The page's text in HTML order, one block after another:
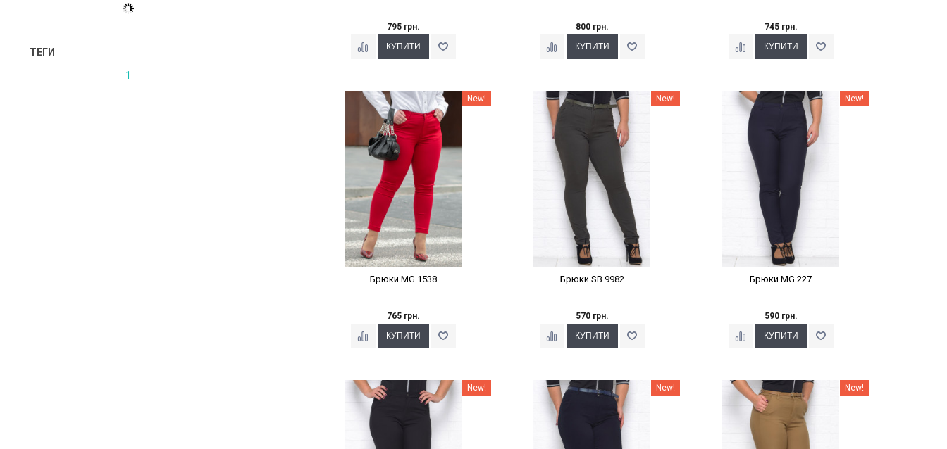
ТЕГИ
1
795 грн. 800 грн. 745 грн.
Наклейки Варіант з % New!
Брюки MG 1538
765 грн.
Наклейки Варіант з % New!
Брюки SB 9982
570 грн.
Наклейки Варіант з % New!
Брюки MG 227
590 грн.
Наклейки Варіант з % New! Наклейки Варіант з % New! Наклейки Варіант з % New!